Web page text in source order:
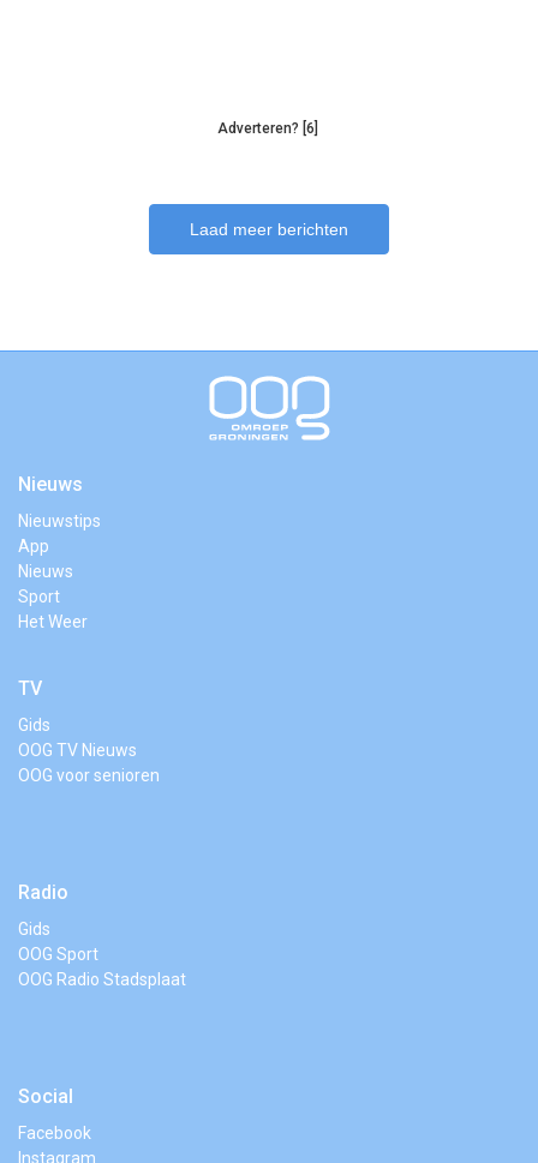
Adverteren? [6]
Laad meer berichten
Nieuws
Nieuwstips
App
Nieuws
Sport
Het Weer
TV
Gids
OOG TV Nieuws
OOG voor senioren
Radio
Gids
OOG Sport
OOG Radio Stadsplaat
Social
Facebook
Instagram